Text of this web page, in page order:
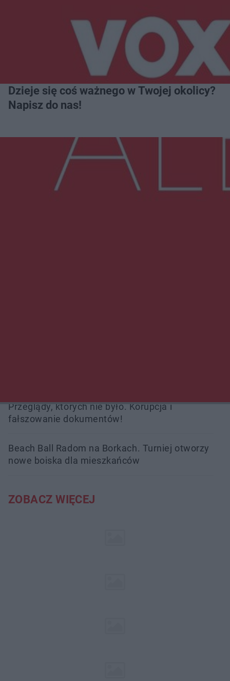
Dzieje się coś ważnego w Twojej okolicy?
Napisz do nas!
Więcej
Przeglądy, których nie było. Korupcja i
fałszowanie dokumentów!
Beach Ball Radom na Borkach. Turniej otworzy
nowe boiska dla mieszkańców
ZOBACZ WIĘCEJ